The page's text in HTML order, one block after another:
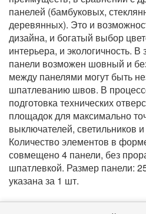
панелей (бамбуковых,
деревянных). Это и
дизайна, и богатый выбор
интерьера, и экологичность. В
панели возможен шовный и
между панелями могут быть
шпатлеванию швов. В
подготовка технических
площадок для максимально
выключателей, светильников и
Количество элементов в
совмещено 4 панели, без
шпатлевкой. Размер панели:
указана за 1 шт.